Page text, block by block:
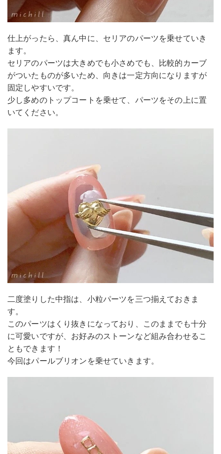
仕上がったら、真ん中に、セリアのパーツを乗せていき
ます。
セリアのパーツは大きめでも小さめでも、比較的カーブ
がついたものが多いため、向きは一定方向になりますが
固定しやすいです。
少し多めのトップコートを乗せて、パーツをその上に置
いてください。
二度塗りした中指は、小粒パーツを三つ揃えておきま
す。
このパーツはくり抜きになっており、このままでも十分
に可愛いですが、お好みのストーンなど組み合わせるこ
ともできます！
今回はパールブリオンを乗せていきます。